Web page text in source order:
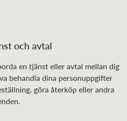
och avtal
en tjänst eller avtal mellan dig
behandla dina personuppgifter
göra återköp eller andra